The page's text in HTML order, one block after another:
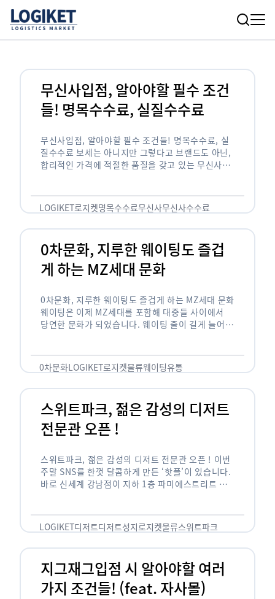
무신사입점, 알아야할 필수 조건
들! 명목수수료, 실질수수료
무신사입점, 알아야할 필수 조건들! 명목수수료, 실
질수수료 보세는 아니지만 그렇다고 브랜드도 아닌,
합리적인 가격에 적절한 품질을 갖고 있는 무신사!
LOGIKET로지켓명목수수료무신사무신사수수료
0차문화, 지루한 웨이팅도 즐겁
게 하는 MZ세대 문화
0차문화, 지루한 웨이팅도 즐겁게 하는 MZ세대 문화
웨이팅은 이제 MZ세대를 포함해 대중들 사이에서
당연한 문화가 되었습니다. 웨이팅 줄이 길게 늘어서
0차문화LOGIKET로지켓물류웨이팅유통
스위트파크, 젊은 감성의 디저트
전문관 오픈 !
스위트파크, 젊은 감성의 디저트 전문관 오픈 ! 이번
주말 SNS를 한껏 달콤하게 만든 ‘핫플’이 있습니다.
바로 신세계 강남점이 지하 1층 파미에스트리트 분
LOGIKET디저트디저트성지로지켓물류스위트파크
지그재그입점 시 알아야할 여러
가지 조건들! (feat. 자사몰)